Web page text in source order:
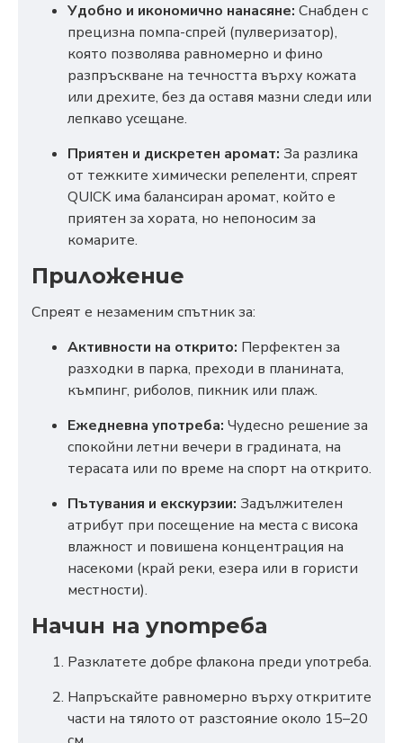
Удобно и икономично нанасяне: Снабден с
прецизна помпа-спрей (пулверизатор),
която позволява равномерно и фино
разпръскване на течността върху кожата
или дрехите, без да оставя мазни следи или
лепкаво усещане.
Приятен и дискретен аромат: За разлика
от тежките химически репеленти, спреят
QUICK има балансиран аромат, който е
приятен за хората, но непоносим за
комарите.
Приложение
Спреят е незаменим спътник за:
Активности на открито: Перфектен за
разходки в парка, преходи в планината,
къмпинг, риболов, пикник или плаж.
Ежедневна употреба: Чудесно решение за
спокойни летни вечери в градината, на
терасата или по време на спорт на открито.
Пътувания и екскурзии: Задължителен
атрибут при посещение на места с висока
влажност и повишена концентрация на
насекоми (край реки, езера или в гористи
местности).
Начин на употреба
Разклатете добре флакона преди употреба.
Напръскайте равномерно върху откритите
части на тялото от разстояние около 15–20